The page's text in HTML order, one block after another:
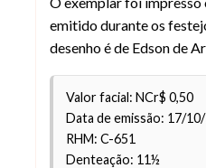
emitido durante os
desenho é de Edson de
Valor facial: NCr$ 0,50
Data de emissão: 17/
RHM: C-651
Denteação: 11½